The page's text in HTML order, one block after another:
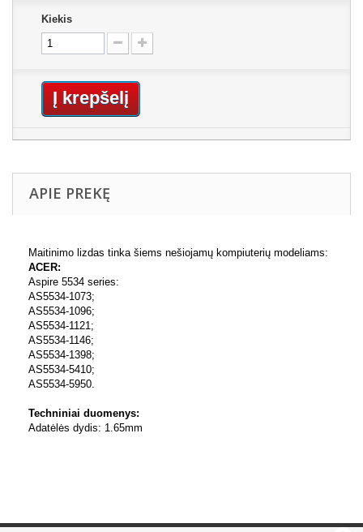
Kiekis
Į krepšelį
APIE PREKĘ
Maitinimo lizdas tinka šiems nešiojamų kompiuterių modeliams:
ACER:
Aspire 5534 series:
AS5534-1073;
AS5534-1096;
AS5534-1121;
AS5534-1146;
AS5534-1398;
AS5534-5410;
AS5534-5950.
Techniniai duomenys:
Adatėlės dydis: 1.65mm